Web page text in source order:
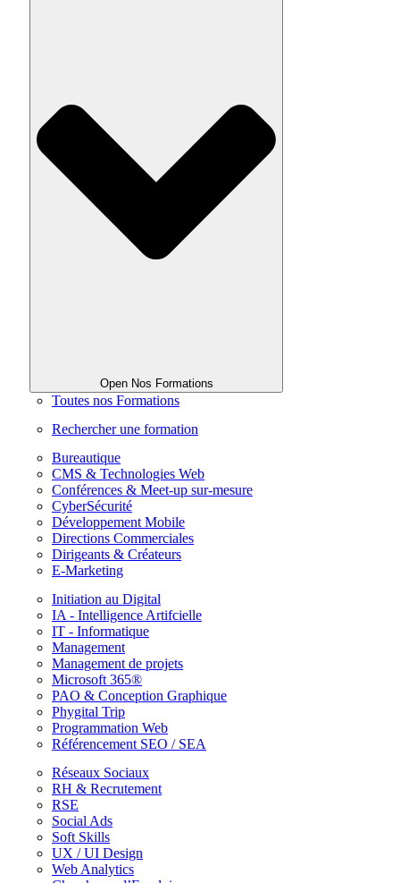
Open Nos Formations
Toutes nos Formations
Rechercher une formation
Bureautique
CMS & Technologies Web
Conférences & Meet-up sur-mesure
CyberSécurité
Développement Mobile
Directions Commerciales
Dirigeants & Créateurs
E-Marketing
Initiation au Digital
IA - Intelligence Artifcielle
IT - Informatique
Management
Management de projets
Microsoft 365®
PAO & Conception Graphique
Phygital Trip
Programmation Web
Référencement SEO / SEA
Réseaux Sociaux
RH & Recrutement
RSE
Social Ads
Soft Skills
UX / UI Design
Web Analytics